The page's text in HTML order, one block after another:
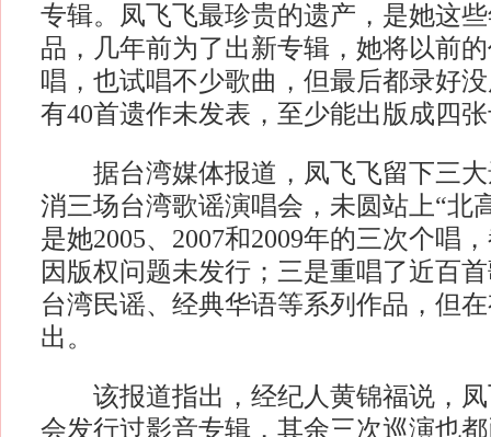
专辑。凤飞飞最珍贵的遗产，是她这
品，几年前为了出新专辑，她将以前
唱，也试唱不少歌曲，但最后都录好
有40首遗作未发表，至少能出版成四
据台湾媒体报道，凤飞飞留下三大
消三场台湾歌谣演唱会，未圆站上“北
是她2005、2007和2009年的三次个唱
因版权问题未发行；三是重唱了近百
台湾民谣、经典华语等系列作品，但
出。
该报道指出，经纪人黄锦福说，凤
会发行过影音专辑，其余三次巡演也